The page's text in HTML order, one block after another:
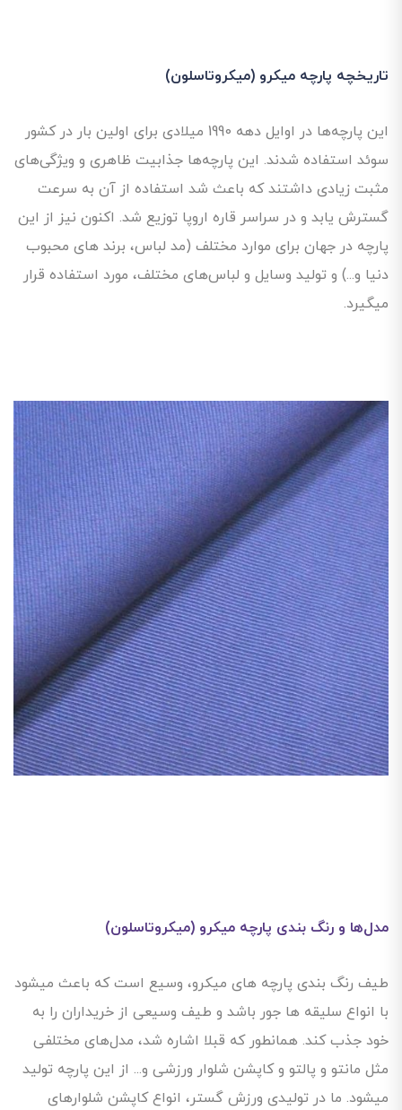
تاریخچه پارچه میکرو (میکروتاسلون)
این پارچه‌ها در اوایل دهه 1990 میلادی برای اولین بار در کشور
سوئد استفاده شدند. این پارچه‌ها جذابیت ظاهری و ویژگی‌های
مثبت زیادی داشتند که باعث شد استفاده از آن به سرعت
گسترش یابد و در سراسر قاره اروپا توزیع شد. اکنون نیز از این
پارچه در جهان برای موارد مختلف (مد لباس، برند های محبوب
دنیا و...) و تولید وسایل و لباس‌های مختلف، مورد استفاده قرار
میگیرد.
مدل‌ها و رنگ بندی پارچه میکرو (میکروتاسلون)
طیف رنگ بندی پارچه های میکرو، وسیع است که باعث میشود
با انواع سلیقه ها جور باشد و طیف وسیعی از خریداران را به
خود جذب کند. همانطور که قبلا اشاره شد، مدل‌های مختلفی
مثل مانتو و پالتو و کاپشن شلوار ورزشی و... از این پارچه تولید
میشود. ما در تولیدی ورزش گستر، انواع کاپشن شلوارهای